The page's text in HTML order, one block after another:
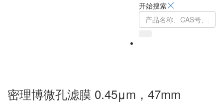
开始搜索
密理博微孔滤膜 0.45μm，47mm